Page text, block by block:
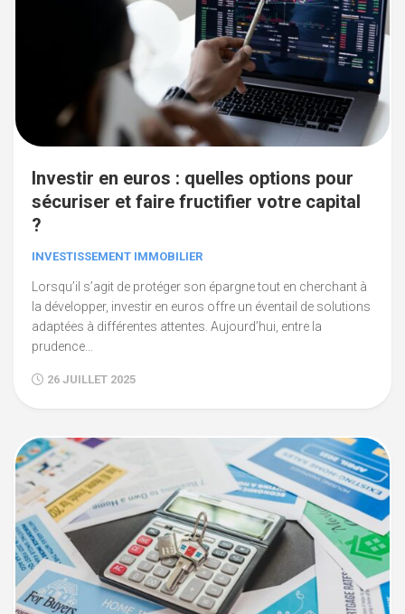
Investir en euros : quelles options pour
sécuriser et faire fructifier votre capital
?
INVESTISSEMENT IMMOBILIER
Lorsqu’il s’agit de protéger son épargne tout en cherchant à
la développer, investir en euros offre un éventail de solutions
adaptées à différentes attentes. Aujourd’hui, entre la
prudence...
26 JUILLET 2025